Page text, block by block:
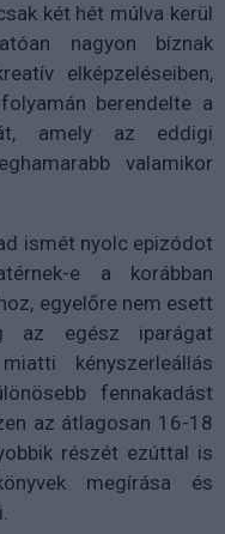
két hét múlva kerül
nagyon bíznak
elképzeléseiben,
berendelte a
amely az eddigi
valamikor
ismét nyolc epizódot
e a korábban
egyelőre nem esett
az egész iparágat
kényszerleállás
fennakadást
az átlagosan 16-18
részét ezúttal is
megírása és